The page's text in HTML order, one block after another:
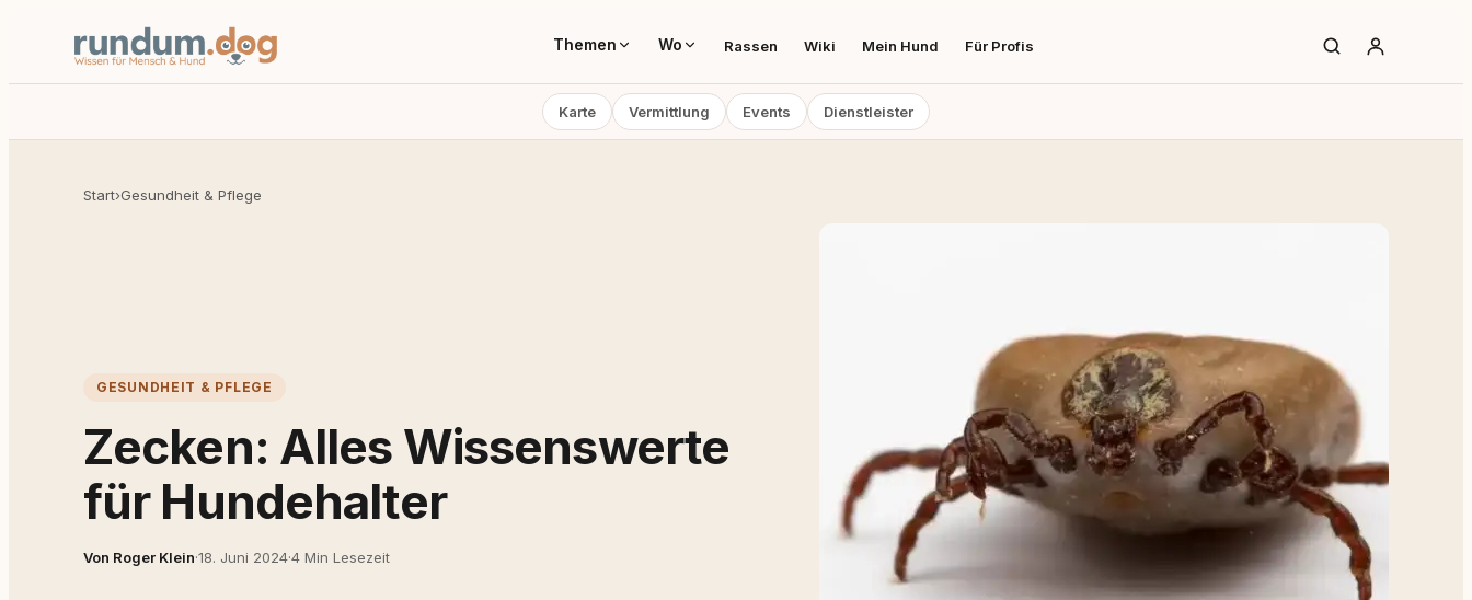
Themen Wo Rassen Wiki Mein Hund Für Profis
Karte Vermittlung Events Dienstleister
Start›Gesundheit & Pflege
GESUNDHEIT & PFLEGE
Zecken: Alles Wissenswerte
für Hundehalter
Von Roger Klein·18. Juni 2024·4 Min Lesezeit